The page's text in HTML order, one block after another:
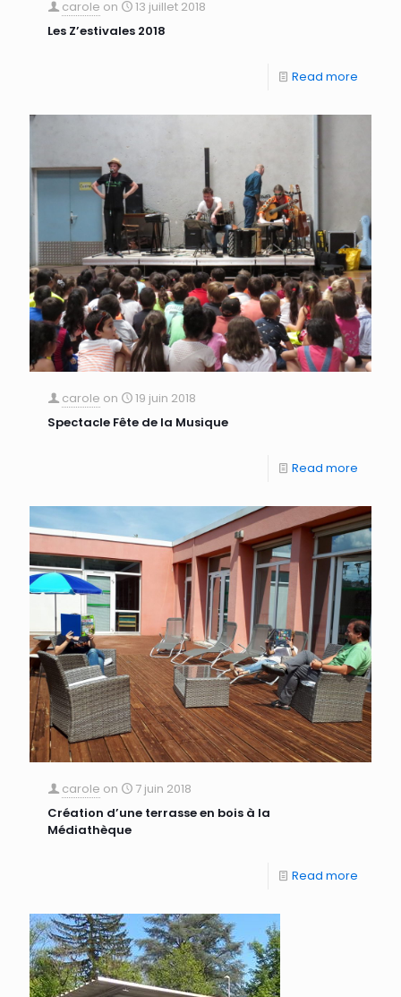
carole on
13 juillet 2018
Les Z’estivales 2018
Read more
carole on
19 juin 2018
Spectacle Fête de la Musique
Read more
carole on
7 juin 2018
Création d’une terrasse en bois à la
Médiathèque
Read more